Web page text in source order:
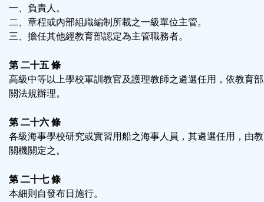
一、負責人。
二、章程或內部組織編制所載之一級單位主管。
三、擔任其他經教育部認定為主管職務者。
第 二十五 條
高級中等以上學校軍訓教官及護理教師之遴選任用，依教育
關法規辦理。
第 二十六 條
各級海事學校研究或實習用船之海事人員，其遴選任用，由
關機關定之。
第 二十七 條
本細則自發布日施行。